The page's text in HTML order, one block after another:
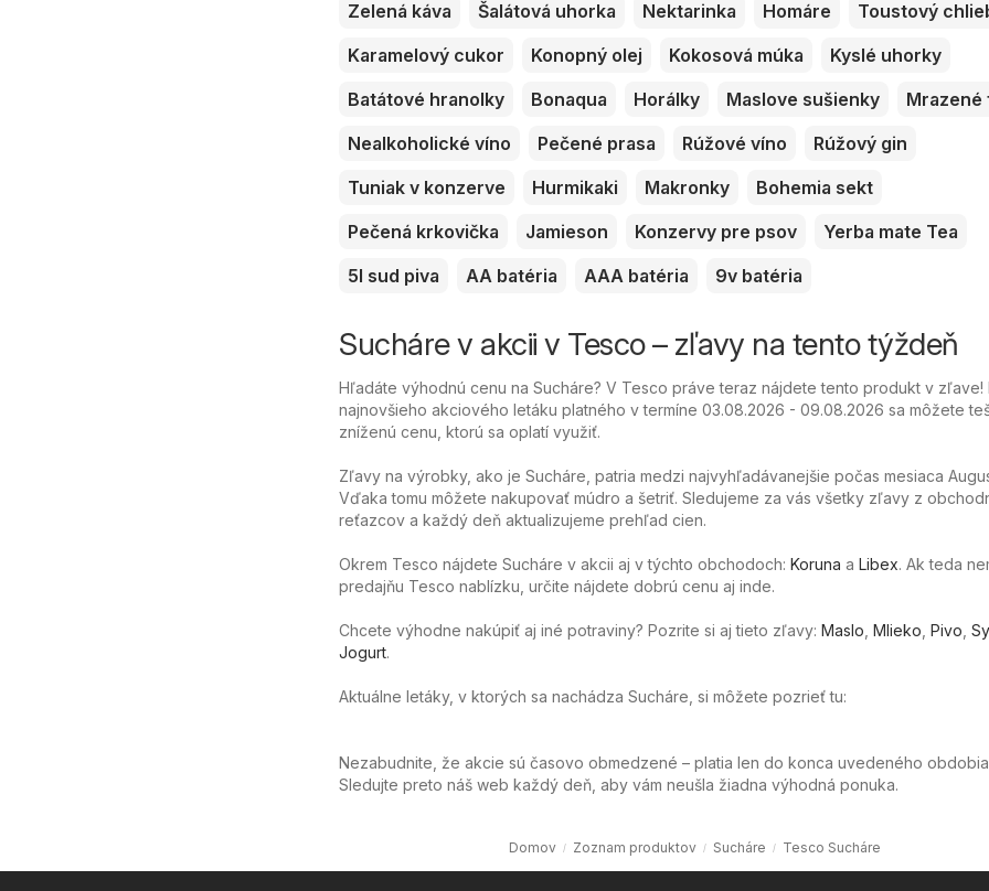
Zelená káva Šalátová uhorka Nektarinka Homáre
Toustový
Karamelový cukor
Konopný olej Kokosová múka
Kyslé uhorky
Batátové hranolky
Bonaqua Horálky Maslove sušienky
Mrazené
Nealkoholické víno
Pečené prasa Rúžové víno
Rúžový gin
Tuniak v konzerve
Hurmikaki Makronky
Bohemia sekt
Pečená krkovička
Jamieson Konzervy pre psov
Yerba mate Tea
5l sud piva
AA batéria AAA batéria 9v batéria
Sucháre v akcii v Tesco – zľavy na tento týždeň
Hľadáte výhodnú cenu na Sucháre? V Tesco práve teraz nájdete tento produkt v zľave!
najnovšieho akciového letáku platného v termíne 03.08.2026 - 09.08.2026 sa môžete
zníženú cenu, ktorú sa oplatí využiť.
Zľavy na výrobky, ako je Sucháre, patria medzi najvyhľadávanejšie počas mesiaca
Vďaka tomu môžete nakupovať múdro a šetriť. Sledujeme za vás všetky zľavy z
reťazcov a každý deň aktualizujeme prehľad cien.
Okrem Tesco nájdete Sucháre v akcii aj v týchto obchodoch: Koruna a Libex. Ak teda
predajňu Tesco nablízku, určite nájdete dobrú cenu aj inde.
Chcete výhodne nakúpiť aj iné potraviny? Pozrite si aj tieto zľavy: Maslo Mlieko Pivo
Jogurt.
Aktuálne letáky, v ktorých sa nachádza Sucháre, si môžete pozrieť tu:
Nezabudnite, že akcie sú časovo obmedzené – platia len do konca uvedeného
Sledujte preto náš web každý deň, aby vám neušla žiadna výhodná ponuka.
Domov Zoznam produktov Sucháre Tesco Sucháre